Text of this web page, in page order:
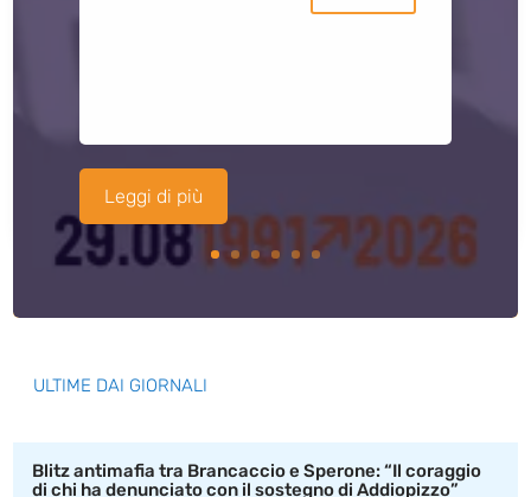
Leggi di più
ULTIME DAI GIORNALI
Blitz antimafia tra Brancaccio e Sperone: “Il coraggio
di chi ha denunciato con il sostegno di Addiopizzo”